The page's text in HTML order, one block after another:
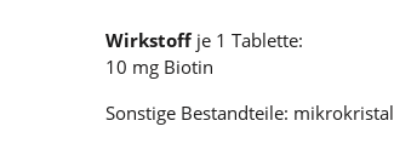
Wirkstoff je 1 Tablette:
10 mg Biotin
Sonstige Bestandteile: